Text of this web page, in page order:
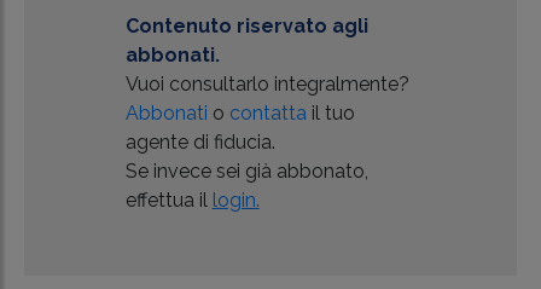
Contenuto riservato agli
abbonati.
Vuoi consultarlo integralmente?
Abbonati o contatta il tuo
agente di fiducia.
Se invece sei già abbonato,
effettua il login.